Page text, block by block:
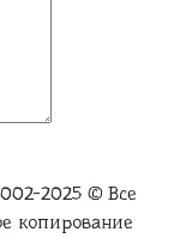
2025 © Все
копирование